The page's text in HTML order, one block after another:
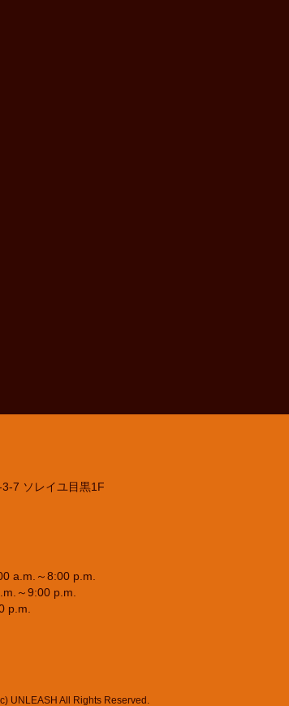
7 ソレイユ目黒1F
～8:00 p.m.
9:00 p.m.
p.m.
UNLEASH All Rights Reserved.